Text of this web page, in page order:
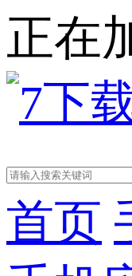
正在
首页